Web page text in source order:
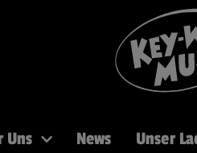
Uns News Unser